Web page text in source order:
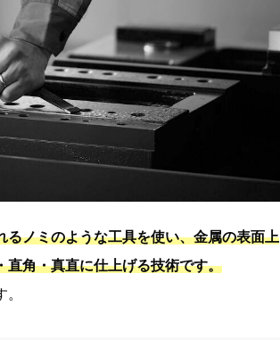
ノミのような工具を使い、金属の表面上
直角・真直に仕上げる技術です。